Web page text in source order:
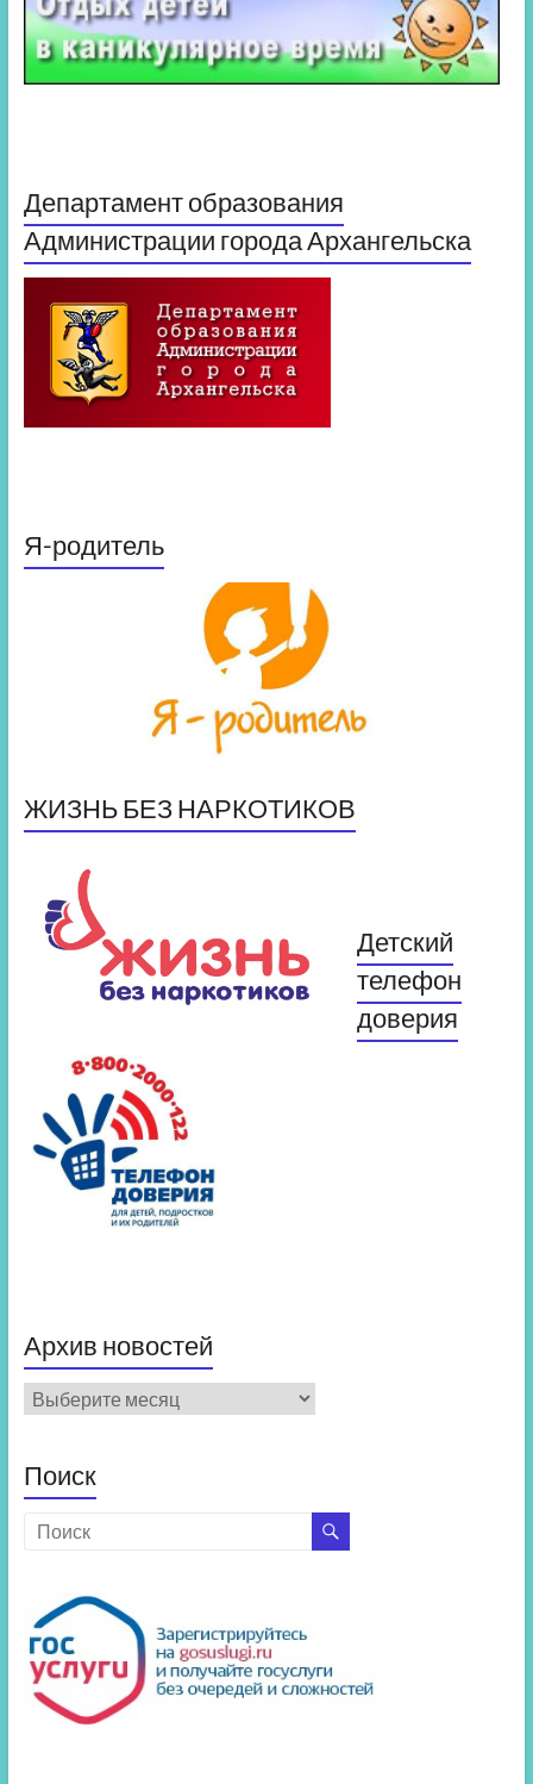
Департамент образования
Администрации города Архангельска
Я-родитель
ЖИЗНЬ БЕЗ НАРКОТИКОВ
Детский
телефон
доверия
Архив новостей
Архив
новостей
Поиск